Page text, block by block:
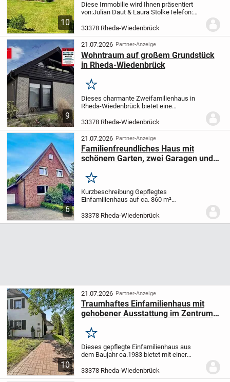
10
Diese Immobilie wird Ihnen präsentiert
von:Julian Daut & Laura StolkeTelefon:
Zweifamilienhaus zum Wohnen,
Vermieten oder
Mehrgenerationenwohnen
klassische...
33378 Rheda-Wiedenbrück
9
21.07.2026 Partner-Anzeige
Wohntraum auf großem Grundstück
in Rheda-Wiedenbrück
Merken
Dieses charmante Zweifamilienhaus in
Rheda-Wiedenbrück bietet eine
auf einem großzügigen Grundstück von
776,0 Quadratmetern. Das Haus wurde
circa 1979 errichtet...
33378 Rheda-Wiedenbrück
6
21.07.2026 Partner-Anzeige
Familienfreundliches Haus mit
schönem Garten, zwei Garagen und
Merken
Kurzbeschreibung Gepflegtes
Einfamilienhaus auf ca. 860 m²
Kaminzimmer, massiver Werkstatt (ca. 50
m²), zwei Garagen und umfangreichen
33378 Rheda-Wiedenbrück
10
21.07.2026 Partner-Anzeige
Traumhaftes Einfamilienhaus mit
gehobener Ausstattung im Zentrum
Merken
Dieses gepflegte Einfamilienhaus aus
dem Baujahr ca.1983 bietet mit einer
komfortables Zuhause für Familien,
Paare oder alle, die Wert auf großzügiges
33378 Rheda-Wiedenbrück